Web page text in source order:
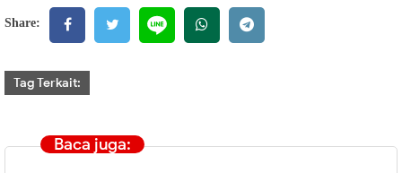
Share:
Tag Terkait:
Baca juga: